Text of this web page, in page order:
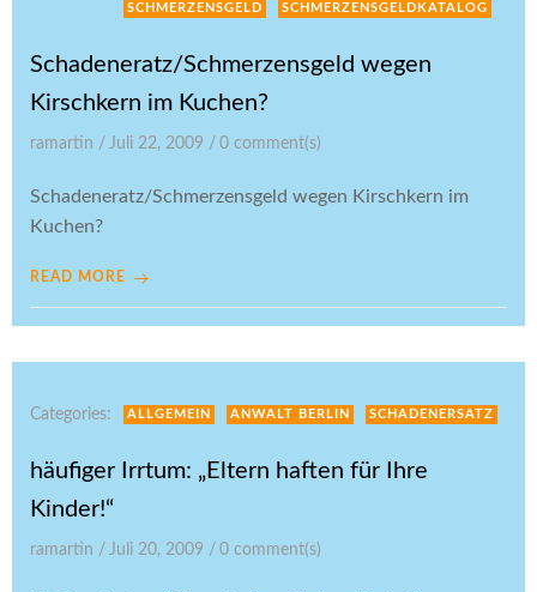
SCHMERZENSGELD SCHMERZENSGELDKATALOG
Schadeneratz/Schmerzensgeld wegen
Kirschkern im Kuchen?
ramartin / Juli 22, 2009 / 0 comment(s)
Schadeneratz/Schmerzensgeld wegen Kirschkern im
Kuchen?
READ MORE
Categories: ALLGEMEIN ANWALT BERLIN SCHADENERSATZ
häufiger Irrtum: „Eltern haften für Ihre
Kinder!“
ramartin / Juli 20, 2009 / 0 comment(s)